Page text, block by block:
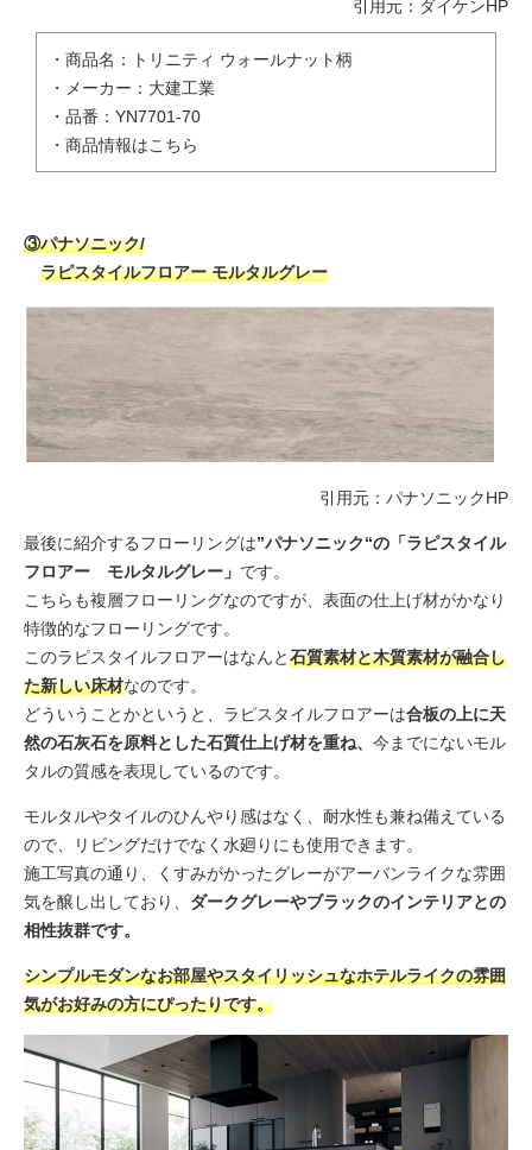
引用元： ダイケンHP
・商品名：トリニティ ウォールナット柄
・メーカー：大建工業
・品番：YN7701-70
・ 商品情報はこちら
③パナソニック/
ラピスタイルフロアー モルタルグレー
引用元： パナソニックHP
最後に紹介するフローリングは”パナソニック“の「ラピスタイル
フロアー モルタルグレー」 です。
こちらも複層フローリングなのですが、表面の仕上げ材がかなり
特徴的なフローリングです。
このラピスタイルフロアーはなんと石質素材と木質素材が融合し
た新しい床材なのです。
どういうことかというと、ラピスタイルフロアーは合板の上に天
然の石灰石を原料とした石質仕上げ材を重ね、 今までにないモル
タルの質感を表現しているのです。
モルタルやタイルのひんやり感はなく、耐水性も兼ね備えている
ので、リビングだけでなく水廻りにも使用できます。
施工写真の通り、くすみがかったグレーがアーバンライクな雰囲
気を醸し出しており、 ダークグレーやブラックのインテリアとの
相性抜群です。
シンプルモダンなお部屋やスタイリッシュなホテルライクの雰囲
気がお好みの方にぴったりです。